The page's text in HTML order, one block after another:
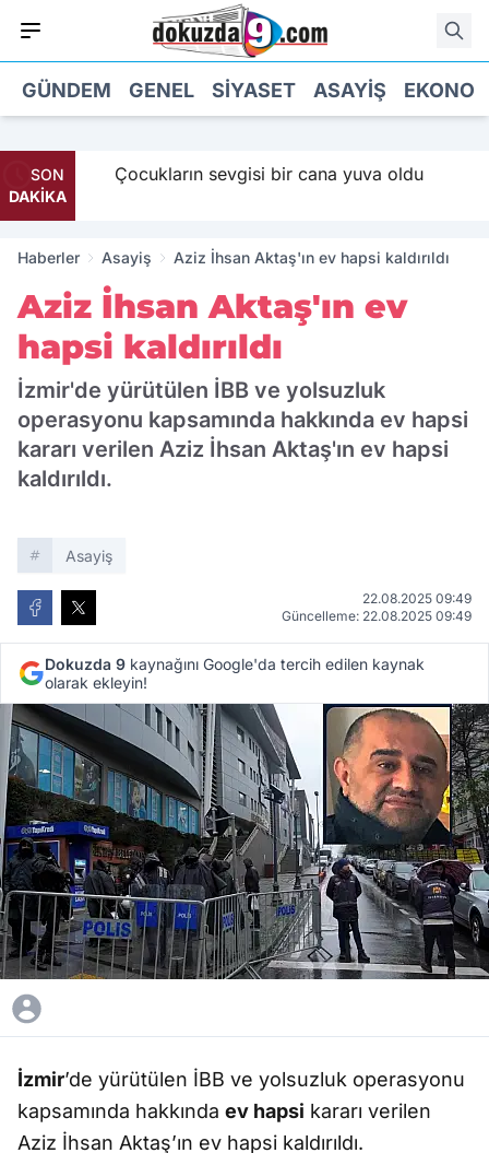
GÜNDEM GENEL SIYASET ASAYIŞ
SON
DAKİKA
Çocukların sevgisi bir cana yuva oldu
Haberler Asayiş Aziz İhsan Aktaş'ın ev hapsi kaldırıldı
Aziz İhsan Aktaş'ın ev
hapsi kaldırıldı
İzmir'de yürütülen İBB ve yolsuzluk
operasyonu kapsamında hakkında ev hapsi
kararı verilen Aziz İhsan Aktaş'ın ev hapsi
kaldırıldı.
Asayiş
22.08.2025 09:49
Güncelleme: 22.08.2025 09:49
Dokuzda 9 kaynağını Google'da tercih edilen kaynak
olarak ekleyin!
İzmir’de yürütülen İBB ve yolsuzluk operasyonu
kapsamında hakkında ev hapsi kararı verilen
Aziz İhsan Aktaş’ın ev hapsi kaldırıldı.